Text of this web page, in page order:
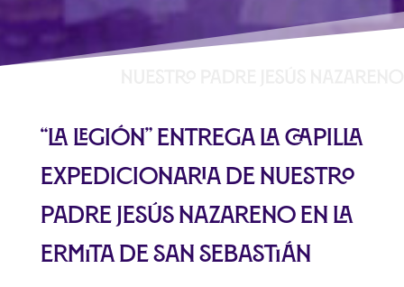
“La Legión” entrega la Capilla
Expedicionaria de Nuestro
Padre Jesús Nazareno en la
Ermita de San Sebastián